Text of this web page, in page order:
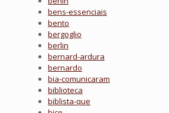
bens-essenciais
bento
bergoglio
berlin
bernard-ardura
bernardo
bia-comunicaram
biblioteca
biblista-que